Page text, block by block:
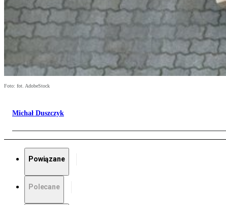
Foto: fot. AdobeStock
Michał Duszczyk
Powiązane
Polecane